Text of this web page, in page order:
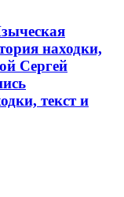
находки,
Сергей
текст и